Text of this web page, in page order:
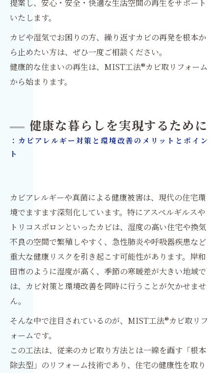
提案し、安心・安全・快適な生活空間の再生をサポート
いたします。
カビや湿気でお困りの方、繰り返すカビの再発を根本か
ら止めたい方は、ぜひ一度ご相談ください。
健康的な住まいの再生は、MIST工法®カビ取リフォーム
から始まります。
健康な暮らしを実現するために
：カビアレルギー対策と環境改善のメリットとポイン
ト
カビアレルギーや真菌による健康被害は、現代の住宅環
境でますます深刻化しています。特にアスペルギルスや
トリコスポロンといったカビは、湿度の高い住宅や換気
不良の空間で繁殖しやすく、急性肺炎や呼吸器疾患など
重大な健康リスクを引き起こす可能性があります。岸和
田市のように湿度が高く、季節の寒暖差が大きい地域で
は、カビ対策と環境改善を同時に行うことが欠かせませ
ん。
そんな中で注目されているのが、MIST工法®カビ取リフ
ォームです。
この工法は、従来のカビ取り方法とは一線を画す「根本
除去型」のリフォーム技術であり、住宅の健康性を取り